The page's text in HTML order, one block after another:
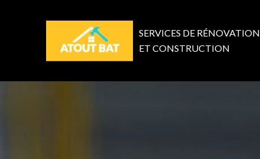
SERVICES DE RÉNOVATION
ET CONSTRUCTION